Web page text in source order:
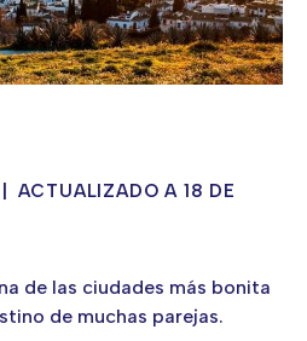
ACTUALIZADO A 18 DE
de las ciudades más bonita
de muchas parejas.